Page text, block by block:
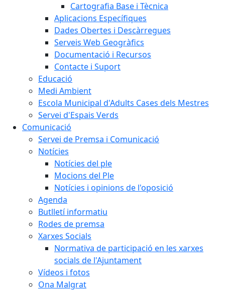
Cartografia Base i Tècnica
Aplicacions Específiques
Dades Obertes i Descàrregues
Serveis Web Geogràfics
Documentació i Recursos
Contacte i Suport
Educació
Medi Ambient
Escola Municipal d'Adults Cases dels Mestres
Servei d'Espais Verds
Comunicació
Servei de Premsa i Comunicació
Notícies
Notícies del ple
Mocions del Ple
Notícies i opinions de l'oposició
Agenda
Butlletí informatiu
Rodes de premsa
Xarxes Socials
Normativa de participació en les xarxes
socials de l'Ajuntament
Vídeos i fotos
Ona Malgrat